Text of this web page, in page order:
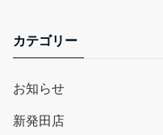
カテゴリー
お知らせ
新発田店